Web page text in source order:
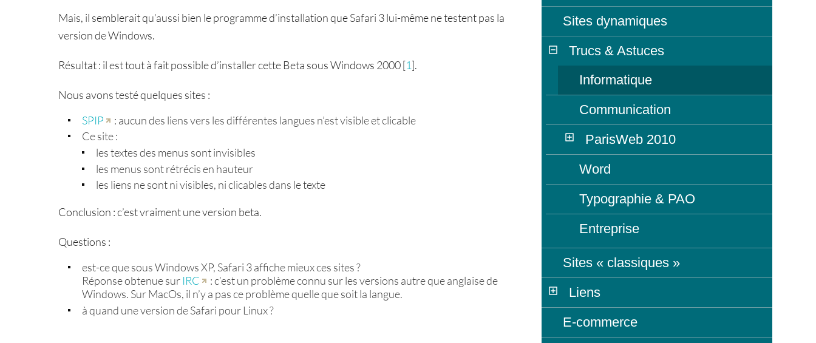
Mais, il semblerait qu’aussi bien le programme d’installation que Safari 3 lui-même ne testent pas la
version de Windows.
Résultat : il est tout à fait possible d’installer cette Beta sous Windows 2000[1].
Nous avons testé quelques sites :
SPIP
: aucun des liens vers les différentes langues n’est visible et clicable
Ce site :
les textes des menus sont invisibles
les menus sont rétrécis en hauteur
les liens ne sont ni visibles, ni clicables dans le texte
Conclusion : c’est vraiment une version beta.
Questions :
est-ce que sous Windows XP, Safari 3 affiche mieux ces sites ?
Réponse obtenue sur IRC
: c’est un problème connu sur les versions autre que anglaise de
Windows. Sur MacOs, il n’y a pas ce problème quelle que soit la langue.
à quand une version de Safari pour Linux ?
Sites dynamiques
Trucs & Astuces
Informatique
Communication
ParisWeb 2010
Word
Typographie & PAO
Entreprise
Sites « classiques »
Liens
E-commerce